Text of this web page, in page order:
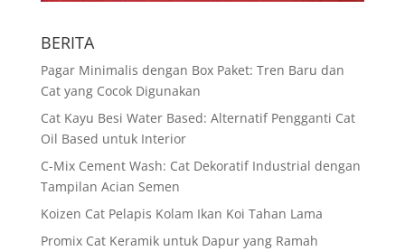
BERITA
Pagar Minimalis dengan Box Paket: Tren Baru dan
Cat yang Cocok Digunakan
Cat Kayu Besi Water Based: Alternatif Pengganti Cat
Oil Based untuk Interior
C-Mix Cement Wash: Cat Dekoratif Industrial dengan
Tampilan Acian Semen
Koizen Cat Pelapis Kolam Ikan Koi Tahan Lama
Promix Cat Keramik untuk Dapur yang Ramah